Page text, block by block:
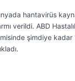
hantavirüs
verildi. ABD
şimdiye